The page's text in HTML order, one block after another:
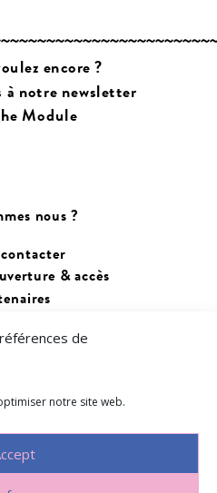
de
notre site web.
encore ?
à notre newsletter
Module
nous ?
& accès
de langue :